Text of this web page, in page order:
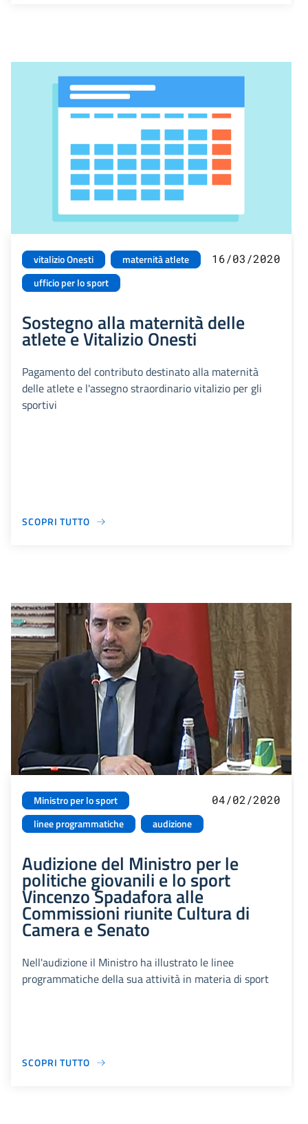
vitalizio Onesti
maternità atlete
ufficio per lo sport
16/03/2020
Sostegno alla maternità delle
atlete e Vitalizio Onesti
Pagamento del contributo destinato alla maternità
delle atlete e l'assegno straordinario vitalizio per gli
sportivi
SCOPRI TUTTO
Ministro per lo sport
linee programmatiche
audizione
04/02/2020
Audizione del Ministro per le
politiche giovanili e lo sport
Vincenzo Spadafora alle
Commissioni riunite Cultura di
Camera e Senato
Nell'audizione il Ministro ha illustrato le linee
programmatiche della sua attività in materia di sport
SCOPRI TUTTO